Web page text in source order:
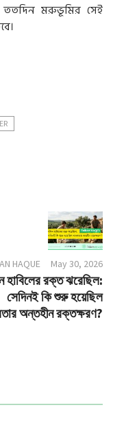
মরুভূমির সেই
HAQUE May 30, 2026
হাবিলের রক্ত ঝরেছিল:
সেদিনই কি শুরু হয়েছিল
অন্তহীন রক্তক্ষরণ?